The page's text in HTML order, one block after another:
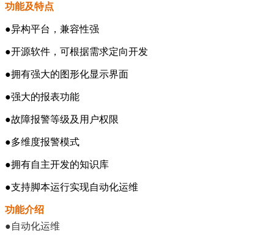
功能及特点
●异构平台，兼容性强
●开源软件，可根据需求定向开发
●拥有强大的图形化显示界面
●强大的报表功能
●故障报警等级及用户权限
●多维度报警模式
●拥有自主开发的知识库
●支持脚本运行实现自动化运维
功能介绍
●自动化运维